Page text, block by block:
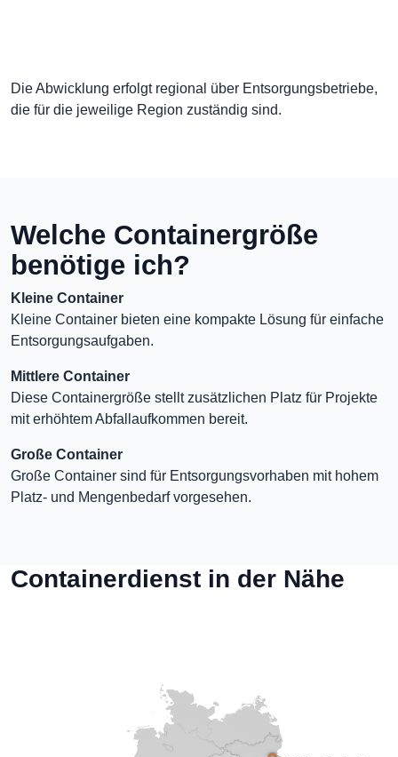
Die Abwicklung erfolgt regional über Entsorgungsbetriebe,
die für die jeweilige Region zuständig sind.
Welche Containergröße
benötige ich?
Kleine Container
Kleine Container bieten eine kompakte Lösung für einfache
Entsorgungsaufgaben.
Mittlere Container
Diese Containergröße stellt zusätzlichen Platz für Projekte
mit erhöhtem Abfallaufkommen bereit.
Große Container
Große Container sind für Entsorgungsvorhaben mit hohem
Platz- und Mengenbedarf vorgesehen.
Containerdienst in der Nähe